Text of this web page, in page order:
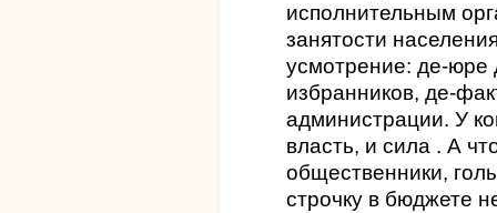
исполнительным
занятости
усмотрение: де-юре
избранников, де-
администрации. У
власть, и сила . А
общественники,
строчку в бюджете